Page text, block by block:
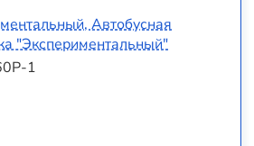
Автобусная
"Экспериментальный"
1